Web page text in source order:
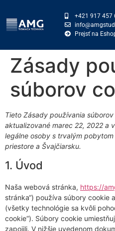
+421 917 457
Prejsť na
Zásady
súborov
Tieto Zásady používania
aktualizované marec 22, 2022 a
legálne osoby s trvalým
priestore a Švajčiarsku.
1. Úvod
Naša webová stránka, https://
stránka“) používa súbory cookie
(všetky technológie sa kvôli
cookie“). Súbory cookie
zapojili. V nižšie uvedenom